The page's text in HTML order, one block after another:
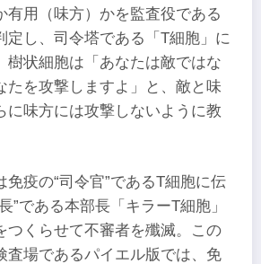
有用（味方）かを監査役である
定し、司令塔である「T細胞」に
樹状細胞は「あなたは敵ではな
たを攻撃しますよ」と、敵と味
に味方には攻撃しないように教
免疫の“司令官”であるT細胞に伝
”である本部長「キラーT細胞」
つくらせて不審者を殲滅。この
査場であるパイエル版では、免